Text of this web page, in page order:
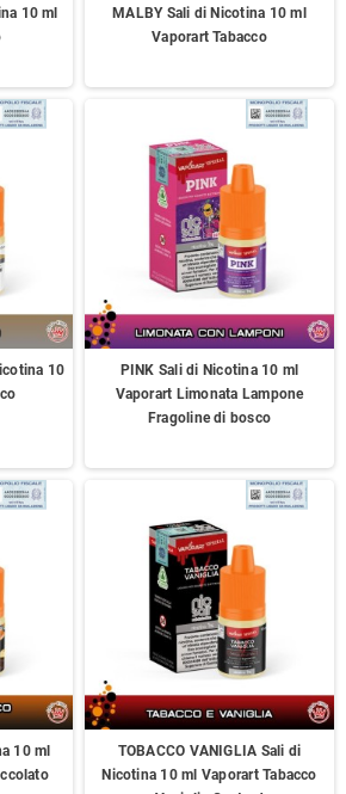
10 ml
MALBY Sali di Nicotina 10 ml
Vaporart Tabacco
10
PINK Sali di Nicotina 10 ml
Vaporart Limonata Lampone
Fragoline di bosco
10 ml
TOBACCO VANIGLIA Sali di
Nicotina 10 ml Vaporart Tabacco